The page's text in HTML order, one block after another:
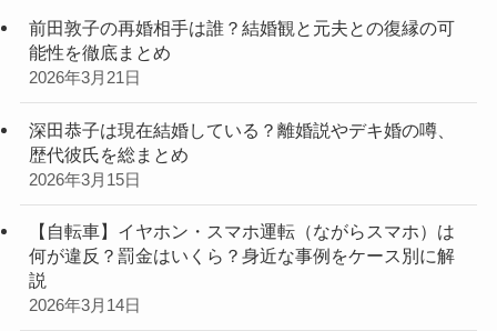
前田敦子の再婚相手は誰？結婚観と元夫との復縁の可
能性を徹底まとめ
2026年3月21日
深田恭子は現在結婚している？離婚説やデキ婚の噂、
歴代彼氏を総まとめ
2026年3月15日
【自転車】イヤホン・スマホ運転（ながらスマホ）は
何が違反？罰金はいくら？身近な事例をケース別に解
説
2026年3月14日